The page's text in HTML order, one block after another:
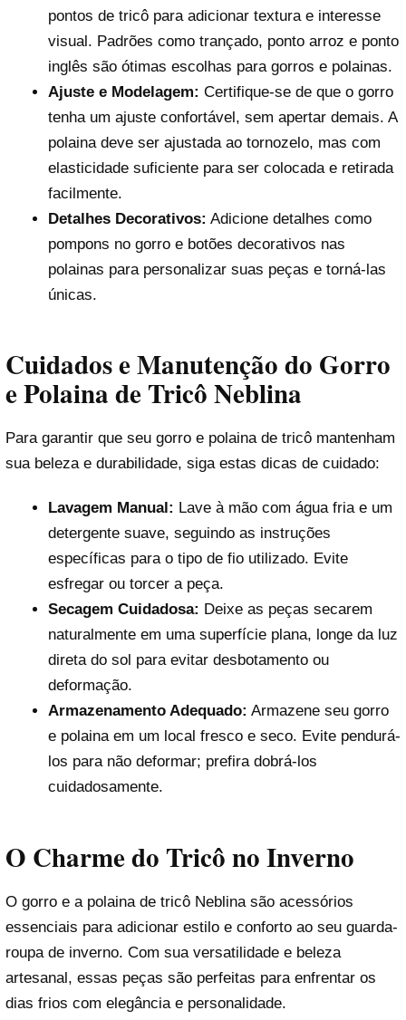
pontos de tricô para adicionar textura e interesse
visual. Padrões como trançado, ponto arroz e ponto
inglês são ótimas escolhas para gorros e polainas.
Ajuste e Modelagem: Certifique-se de que o gorro
tenha um ajuste confortável, sem apertar demais. A
polaina deve ser ajustada ao tornozelo, mas com
elasticidade suficiente para ser colocada e retirada
facilmente.
Detalhes Decorativos: Adicione detalhes como
pompons no gorro e botões decorativos nas
polainas para personalizar suas peças e torná-las
únicas.
Cuidados e Manutenção do Gorro
e Polaina de Tricô Neblina
Para garantir que seu gorro e polaina de tricô mantenham
sua beleza e durabilidade, siga estas dicas de cuidado:
Lavagem Manual: Lave à mão com água fria e um
detergente suave, seguindo as instruções
específicas para o tipo de fio utilizado. Evite
esfregar ou torcer a peça.
Secagem Cuidadosa: Deixe as peças secarem
naturalmente em uma superfície plana, longe da luz
direta do sol para evitar desbotamento ou
deformação.
Armazenamento Adequado: Armazene seu gorro
e polaina em um local fresco e seco. Evite pendurá-
los para não deformar; prefira dobrá-los
cuidadosamente.
O Charme do Tricô no Inverno
O gorro e a polaina de tricô Neblina são acessórios
essenciais para adicionar estilo e conforto ao seu guarda-
roupa de inverno. Com sua versatilidade e beleza
artesanal, essas peças são perfeitas para enfrentar os
dias frios com elegância e personalidade.